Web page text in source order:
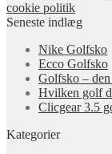
cookie politik
Seneste indlæg
Nike Golfsko
Ecco Golfsko
Golfsko –
Hvilken golf
Clicgear 3.5
Kategorier